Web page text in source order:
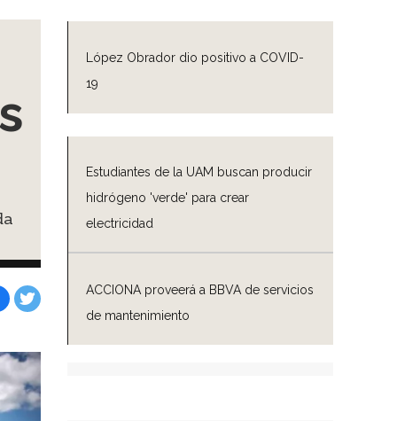
López Obrador dio positivo a COVID-
19
Estudiantes de la UAM buscan producir
hidrógeno 'verde' para crear
electricidad
ACCIONA proveerá a BBVA de servicios
de mantenimiento